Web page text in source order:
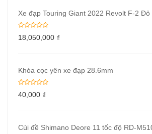
Xe đạp Touring Giant 2022 Revolt F-2 Đỏ
18,050,000 ₫
Khóa cọc yên xe đạp 28.6mm
40,000 ₫
Cùi đề Shimano Deore 11 tốc độ RD-